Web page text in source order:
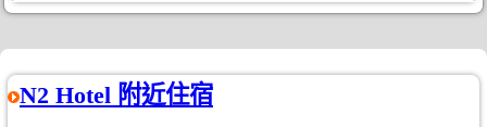
N2 Hotel 附近住宿